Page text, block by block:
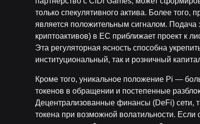
только спекулятивного актива. Более того,
является положительным сигналом. Подача
криптоактивов) в ЕС приближает проект к
Эта регуляторная ясность способна
институциональный, так и розничный
Кроме того, уникальное положение Pi —
токенов в обращении и постепенные
Децентрализованные финансы (DeFi) сети,
токена при возможной волатильности.